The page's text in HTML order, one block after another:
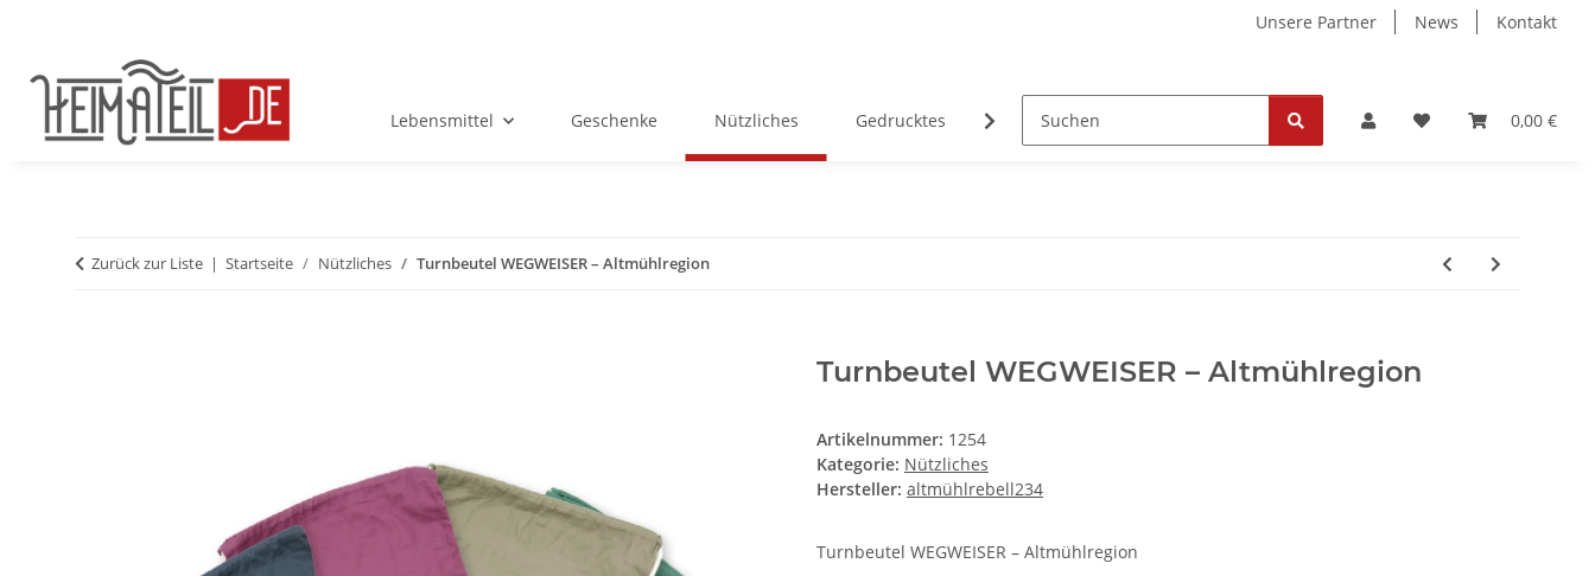
Unsere Partner News Kontakt
0,00 €
Lebensmittel Geschenke Nützliches Gedrucktes Heimatkollektion
Zurück zur Liste Startseite Nützliches Turnbeutel WEGWEISER – Altmühlregion
Turnbeutel WEGWEISER – Altmühlregion
Artikelnummer: 1254
Kategorie: Nützliches
Hersteller: altmühlrebell234
Turnbeutel WEGWEISER – Altmühlregion